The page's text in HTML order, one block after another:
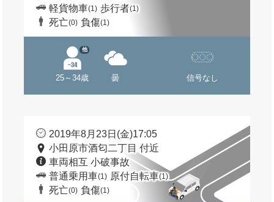
軽貨物車(1) 歩行者(1)
死亡(0) 負傷(1)
25～34歳
他
曇 信号なし
2019年8月23日(金)17:05
小田原市酒匂二丁目 付近
車両相互 小破事故
普通乗用車(1) 原付自転車(1)
死亡(0) 負傷(1)